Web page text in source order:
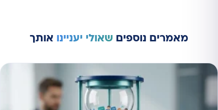
מאמרים נוספים שאולי יעניינו אותך